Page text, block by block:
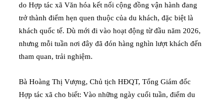
do Hợp tác xã Văn hóa kết nối cộng đồng vận hành đang
trở thành điểm hẹn quen thuộc của du khách, đặc biệt là
khách quốc tế. Dù mới đi vào hoạt động từ đầu năm 2026,
nhưng mỗi tuần nơi đây đã đón hàng nghìn lượt khách đến
tham quan, trải nghiệm.
Bà Hoàng Thị Vượng, Chủ tịch HĐQT, Tổng Giám đốc
Hợp tác xã cho biết: Vào những ngày cuối tuần, điểm du